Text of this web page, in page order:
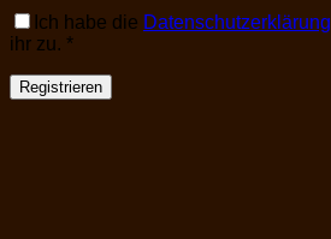
Ich habe die Datenschutzerklärung
ihr zu. *
Registrieren